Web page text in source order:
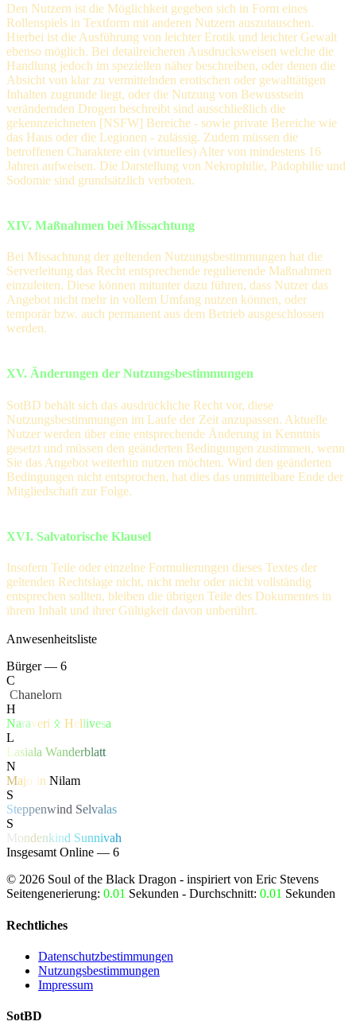
Den Nutzern ist die Möglichkeit gegeben sich in Form eines
Rollenspiels in Textform mit anderen Nutzern auszutauschen.
Hierbei ist die Ausführung von leichter Erotik und leichter Gewalt
ebenso möglich. Bei detailreicheren Ausdrucksweisen welche die
Handlung jedoch im speziellen näher beschreiben, oder denen die
Absicht von klar zu vermittelnden erotischen oder gewalttätigen
Inhalten zugrunde liegt, oder die Nutzung von Bewusstsein
verändernden Drogen beschreibt sind ausschließlich die
gekennzeichneten [NSFW] Bereiche - sowie private Bereiche wie
das Haus oder die Legionen - zulässig. Zudem müssen die
betroffenen Charaktere ein (virtuelles) Alter von mindestens 16
Jahren aufweisen. Die Darstellung von Nekrophilie, Pädophilie und
Sodomie sind grundsätzlich verboten.
XIV. Maßnahmen bei Missachtung
Bei Missachtung der geltenden Nutzungsbestimmungen hat die
Serverleitung das Recht entsprechende regulierende Maßnahmen
einzuleiten. Diese können mitunter dazu führen, dass Nutzer das
Angebot nicht mehr in vollem Umfang nutzen können, oder
temporär bzw. auch permanent aus dem Betrieb ausgeschlossen
werden.
XV. Änderungen der Nutzungsbestimmungen
SotBD behält sich das ausdrückliche Recht vor, diese
Nutzungsbestimmungen im Laufe der Zeit anzupassen. Aktuelle
Nutzer werden über eine entsprechende Änderung in Kenntnis
gesetzt und müssen den geänderten Bedingungen zustimmen, wenn
Sie das Angebot weiterhin nutzen möchten. Wird den geänderten
Bedingungen nicht entsprochen, hat dies das unmittelbare Ende der
Mitgliedschaft zur Folge.
XVI. Salvatorische Klausel
Insofern Teile oder einzelne Formulierungen dieses Textes der
geltenden Rechtslage nicht, nicht mehr oder nicht vollständig
entsprechen sollten, bleiben die übrigen Teile des Dokumentes in
ihrem Inhalt und ihrer Gültigkeit davon unberührt.
Anwesenheitsliste
Bürger — 6
C
Chanelorn
H
Naraveri ᛟ Hellivesa
L
Lasiala Wanderblatt
N
Majo in Nilam
S
Steppenwind Selvalas
S
ondenkind Sunnivah
Insgesamt Online — 6
© 2026 Soul of the Black Dragon - inspiriert von Eric Stevens
Seitengenerierung: 0.01 Sekunden - Durchschnitt: 0.01 Sekunden
Rechtliches
Datenschutzbestimmungen
Nutzungsbestimmungen
Impressum
SotBD